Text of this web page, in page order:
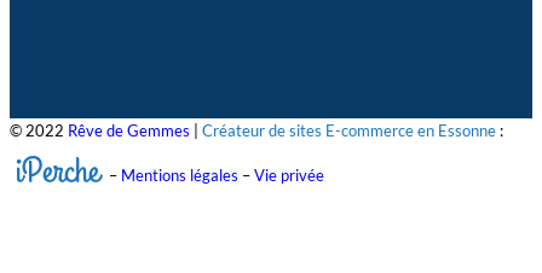
© 2022 Rêve de Gemmes Créateur de sites E-commerce en Essonne :
iPerche – Mentions légales –Vie privée